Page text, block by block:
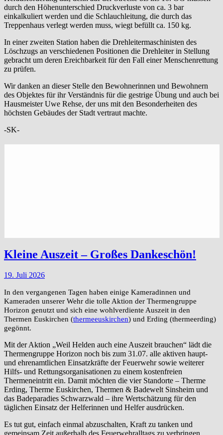
durch den Höhenunterschied Druckverluste von ca. 3 bar
einkalkuliert werden und die Schlauchleitung, die durch das
Treppenhaus verlegt werden muss, wiegt befüllt ca. 150 kg.
In einer zweiten Station haben die Drehleitermaschinisten des
Löschzugs an verschiedenen Positionen die Drehleiter in Stellung
gebracht um deren Ereichbarkeit für den Fall einer Menschenrettung
zu prüfen.
Wir danken an dieser Stelle den Bewohnerinnen und Bewohnern
des Objektes für ihr Verständnis für die gestrige Übung und auch bei
Hausmeister Uwe Rehse, der uns mit den Besonderheiten des
höchsten Gebäudes der Stadt vertraut machte.
-SK-
Kleine Auszeit – Großes Dankeschön!
19. Juli 2026
In den vergangenen Tagen haben einige Kameradinnen und
Kameraden unserer Wehr die tolle Aktion der Thermengruppe
Horizon genutzt und sich eine wohlverdiente Auszeit in den
Thermen Euskirchen (thermeeuskirchen) und Erding (thermeerding)
gegönnt.
Mit der Aktion „Weil Helden auch eine Auszeit brauchen“ lädt die
Thermengruppe Horizon noch bis zum 31.07. alle aktiven haupt-
und ehrenamtlichen Einsatzkräfte der Feuerwehr sowie weiterer
Hilfs- und Rettungsorganisationen zu einem kostenfreien
Thermeneintritt ein. Damit möchten die vier Standorte – Therme
Erding, Therme Euskirchen, Thermen & Badewelt Sinsheim und
das Badeparadies Schwarzwald – ihre Wertschätzung für den
täglichen Einsatz der Helferinnen und Helfer ausdrücken.
Es tut gut, einfach einmal abzuschalten, Kraft zu tanken und